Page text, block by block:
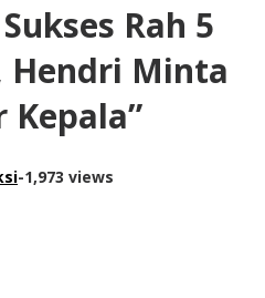
Rah 5
Hendri Minta
Kepala”
-1,973 views